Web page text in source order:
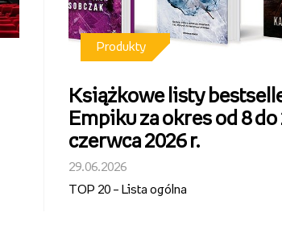
Produkty
Książkowe listy
Empiku za okres od 8 do
czerwca 2026 r.
29.06.2026
TOP 20 – Lista ogólna